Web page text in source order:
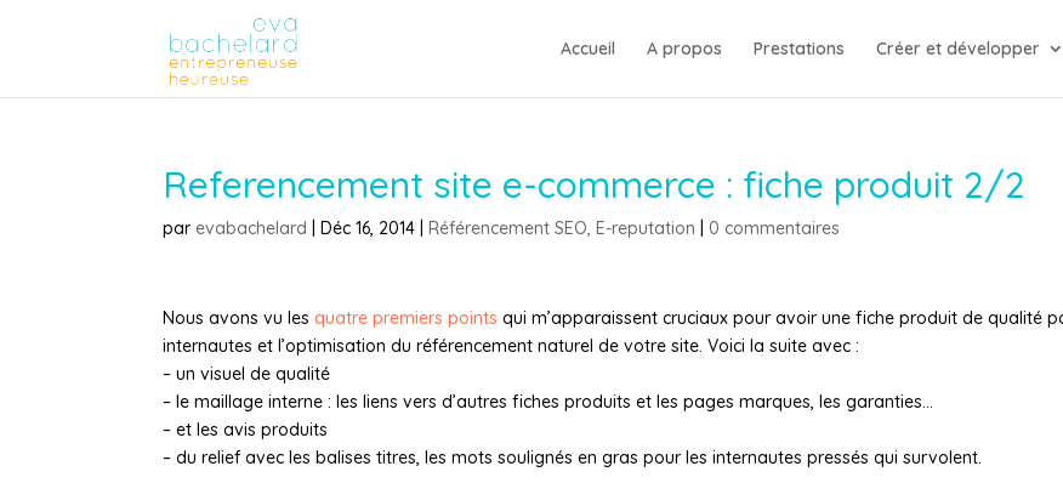
Accueil A propos Prestations Créer et développer
Referencement site e-commerce : fiche produit 2/2
par evabachelard |Déc 16, 2014 |Référencement SEO, E-reputation 0 commentaires
Nous avons vu les quatre premiers pointsqui m’apparaissent cruciaux pour avoir une fiche produit de qualité
internautes et l’optimisation du référencement naturel de votre site. Voici la suite avec :
– un visuel de qualité
– le maillage interne : les liens vers d’autres fiches produits et les pages marques, les garanties…
– et les avis produits
– du relief avec les balises titres, les mots soulignés en gras pour les internautes pressés qui survolent.